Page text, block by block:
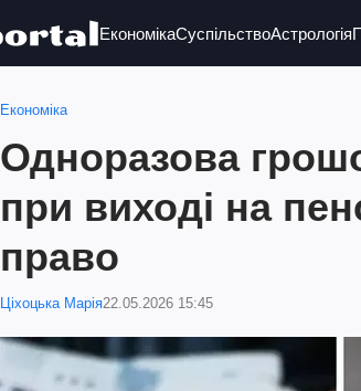
ЕкономікаСуспільствоАстрологія
Економіка
Одноразова
при виході на
право
Ціхоцька Марія22.05.2026 15:45